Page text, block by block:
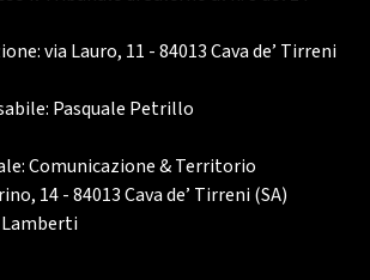
via Lauro, 11 - 84013 Cava de’ Tirreni
Pasquale Petrillo
Comunicazione & Territorio
14 - 84013 Cava de’ Tirreni (SA)
Lamberti